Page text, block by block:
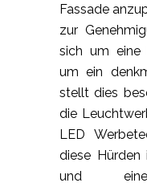
Fassade
zur
sich um eine
um ein
stellt dies
die
LED
diese
und eine